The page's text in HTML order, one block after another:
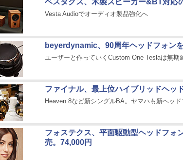
ベスタクス、木製スピーカー&BT対応
Vesta Audioでオーディオ製品強化へ
beyerdynamic、90周年ヘッドフォン
ユーザーと作っていくCustom One Teslaは無期
ファイナル、最上位ハイブリッドヘッ
Heaven 8など新シングルBA。ヤマハも新ヘッド
フォステクス、平面駆動型ヘッドフォ
売。74,000円